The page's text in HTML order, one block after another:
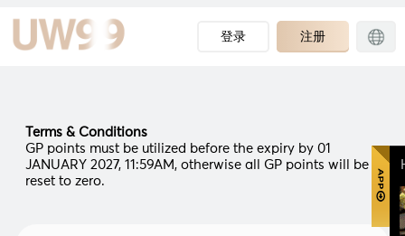
登录 注册
Terms & Conditions
GP points must be utilized before the expiry by 01
JANUARY 2027, 11:59AM, otherwise all GP points will be
reset to zero.